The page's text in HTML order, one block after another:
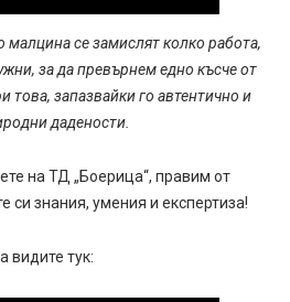
малцина се замислят колко работа,
за да превърнем едно късче от
това, запазвайки го автентично и
дадености.
на ТД „Боерица“, правим от
си знания, умения и експертиза!
видите тук: